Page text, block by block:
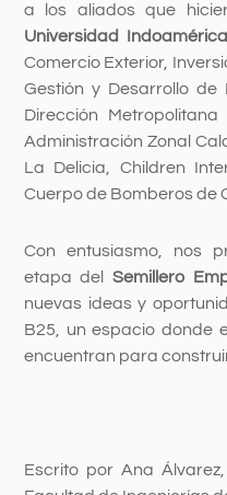
a los aliados que
Universidad Indoamérica
Comercio Exterior,
Gestión y Desarrollo de
Dirección
Administración Zonal
La Delicia, Children
Cuerpo de Bomberos de
Con entusiasmo, nos
etapa del Semillero
nuevas ideas y
B25, un espacio donde
encuentran para
Escrito por Ana